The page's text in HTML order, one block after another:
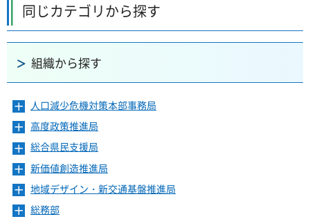
同じカテゴリから探す
組織から探す
メ
ニ
ュ
ー
を
開
き
ま
す
人口減少危機対策本部事務局
メ
ニ
ュ
ー
を
開
き
高度政策推進局
メ
ニ
ュ
ー
を
開
総合県民支援局
メ
ニ
ュ
ー
新価値創造推進局
メ
ニ
地域デザイン・新交通基盤推進局
メ 総務部